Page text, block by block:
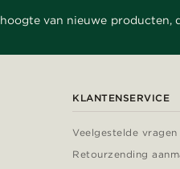
van nieuwe producten,
KLANTENSERVICE
Veelgestelde vragen
Retourzending